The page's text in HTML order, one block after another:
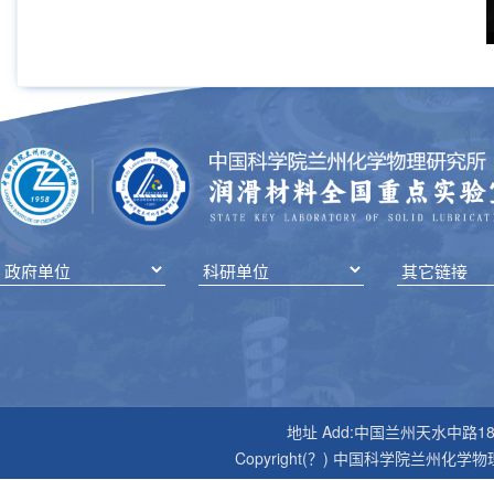
地址 Add:中国兰州天水中路
Copyright(？) 中国科学院兰州化学